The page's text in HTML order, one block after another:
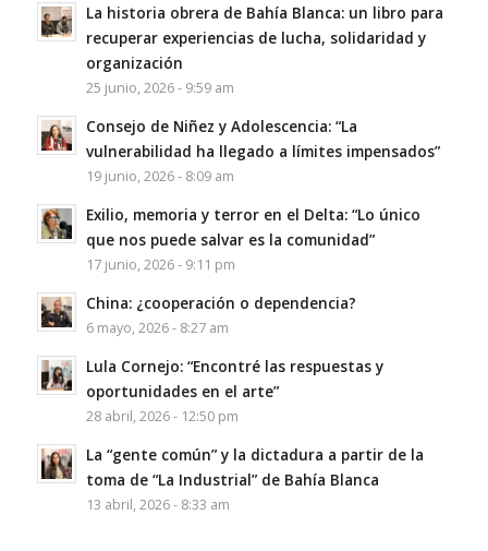
La historia obrera de Bahía Blanca: un libro para
recuperar experiencias de lucha, solidaridad y
organización
25 junio, 2026 - 9:59 am
Consejo de Niñez y Adolescencia: “La
vulnerabilidad ha llegado a límites impensados”
19 junio, 2026 - 8:09 am
Exilio, memoria y terror en el Delta: “Lo único
que nos puede salvar es la comunidad”
17 junio, 2026 - 9:11 pm
China: ¿cooperación o dependencia?
6 mayo, 2026 - 8:27 am
Lula Cornejo: “Encontré las respuestas y
oportunidades en el arte”
28 abril, 2026 - 12:50 pm
La “gente común” y la dictadura a partir de la
toma de “La Industrial” de Bahía Blanca
13 abril, 2026 - 8:33 am